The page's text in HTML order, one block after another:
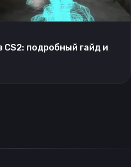
CS2: подробный гайд и